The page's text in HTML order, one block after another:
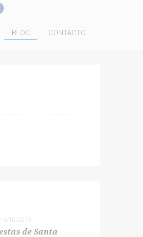
BLOG CONTACTO
16/10/2019
de Santa